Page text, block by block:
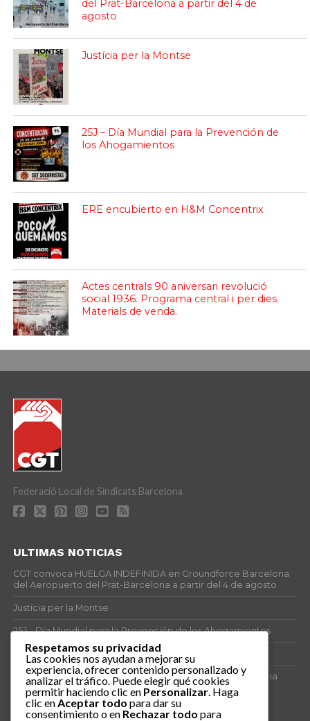
del Prat-Barcelona a partir del 4 de
agosto
Justícia per la Montse
25J – Día Mundial para la Prevención de
los Ahogamientos
ERE encubierto en H&M Concentrix
Actes centrals 90 aniversari revolució
social 1936. Programa central i per dies.
Materials de venda.
Federació Local de Sindicats Barcelona
ULTIMAS NOTICIAS
CGT convoca HUELGA INDEFINIDA en Groundforce Barcelona
del Aeropuerto del Prat-Barcelona a partir del 4 de agosto
Justícia per la Montse
25J – Día Mundial para la Prevención de los Ahogamientos
ERE encubierto en H&M Concentrix
Actes centrals 90 aniversari revolució social 1936. Programa
central i per dies. Materials de venda.
Respetamos su privacidad
Las cookies nos ayudan a mejorar su
experiencia, ofrecer contenido personalizado y
analizar el tráfico. Puede elegir qué cookies
permitir haciendo clic en Personalizar . Haga
clic en Aceptar todo para dar su
consentimiento o en Rechazar todo para